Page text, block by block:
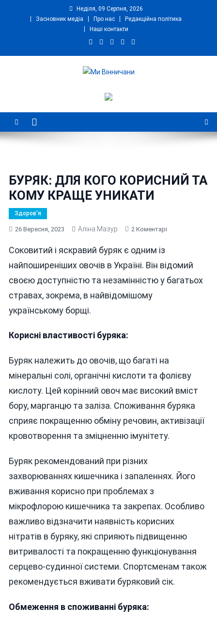
Неділя, 09 Серпня, 2026
Засновник медіа
Про нас
Редакційна політика
Наші контакти
Ми Вінничани
БУРЯК: ДЛЯ КОГО КОРИСНИЙ ТА
КОМУ КРАЩЕ УНИКАТИ
Здоров'я
26 Вересня, 2023 Аліна Мазур 2 КоментаріДо
КОГО
ТА
Соковитий і яскравий буряк є одним із
найпоширеніших овочів в Україні. Він відомий
своєю доступністю та незамінністю у багатьох
стравах, зокрема, в найвідомішому
українському борщі.
Корисні властивості буряка:
Буряк належить до овочів, що багаті на
мінеральні солі, органічні кислоти та фолієву
кислоту. Цей корінний овоч має високий вміст
бору, марганцю та заліза. Споживання буряка
сприяє покращенню обміну речовин, активізації
кровотворення та зміцненню імунітету.
Буряк рекомендований при різних
захворюваннях кишечника і запаленнях. Його
вживання корисно при проблемах з
мікрофлорою кишечника та закрепах. Особливо
важливо відзначити наявність корисних
нітратів в буряку, які сприяють підвищенню
витривалості та покращенню функціонування
серцево-судинної системи. Спортсменам також
рекомендується вживати буряковий сік.
Обмеження в споживанні буряка: